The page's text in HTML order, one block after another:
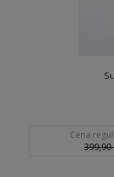
Cena
399,90